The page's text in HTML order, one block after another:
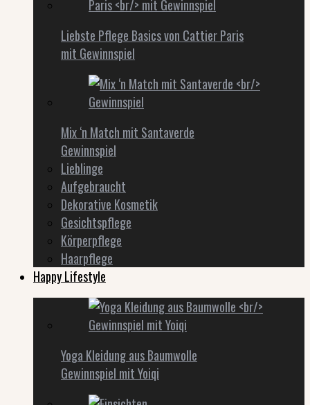
Liebste Pflege Basics von Cattier Paris
mit Gewinnspiel
Mix ‘n Match mit Santaverde
Gewinnspiel
Lieblinge
Aufgebraucht
Dekorative Kosmetik
Gesichtspflege
Körperpflege
Haarpflege
Happy Lifestyle
Yoga Kleidung aus Baumwolle
Gewinnspiel mit Yoiqi